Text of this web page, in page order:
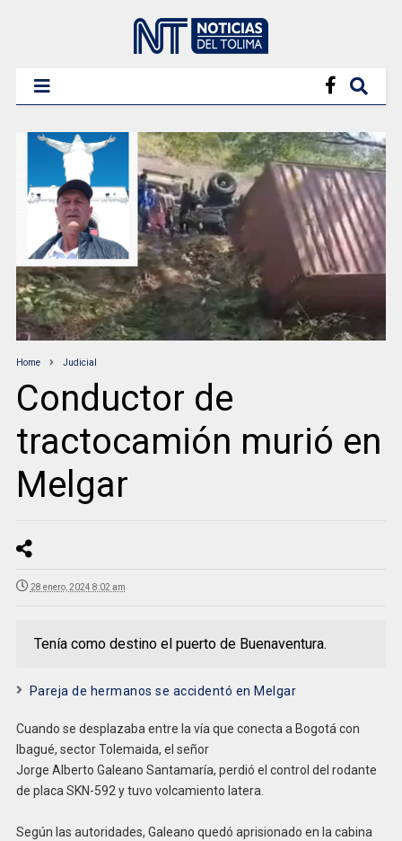
Home Judicial
Conductor de
tractocamión murió en
Melgar
28 enero, 2024 8:02 am
Tenía como destino el puerto de Buenaventura.
Pareja de hermanos se accidentó en Melgar
Cuando se desplazaba entre la vía que conecta a Bogotá con
Ibagué, sector Tolemaida, el señor
Jorge Alberto Galeano Santamaría, perdió el control del rodante
de placa SKN-592 y tuvo volcamiento latera.
Según las autoridades, Galeano quedó aprisionado en la cabina